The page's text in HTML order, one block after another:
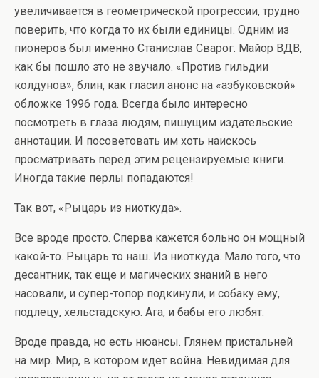
увеличивается в геометрической прогрессии, трудно
поверить, что когда то их были единицы. Одним из
пионеров был именно Станислав Сварог. Майор ВДВ,
как бы пошло это не звучало. «Против гильдии
колдунов», блин, как гласил анонс на «азбуковской»
обложке 1996 года. Всегда было интересно
посмотреть в глаза людям, пишущим издательские
аннотации. И посоветовать им хоть наискось
просматривать перед этим рецензируемые книги.
Иногда такие перлы попадаются!
Так вот, «Рыцарь из ниоткуда».
Все вроде просто. Сперва кажется больно он мощный
какой-то. Рыцарь то наш. Из ниоткуда. Мало того, что
десантник, так еще и магических знаний в него
насовали, и супер-топор подкинули, и собаку ему,
подлецу, хельстадскую. Ага, и бабы его любят.
Вроде правда, но есть нюансы. Глянем пристальней
на мир. Мир, в котором идет война. Невидимая для